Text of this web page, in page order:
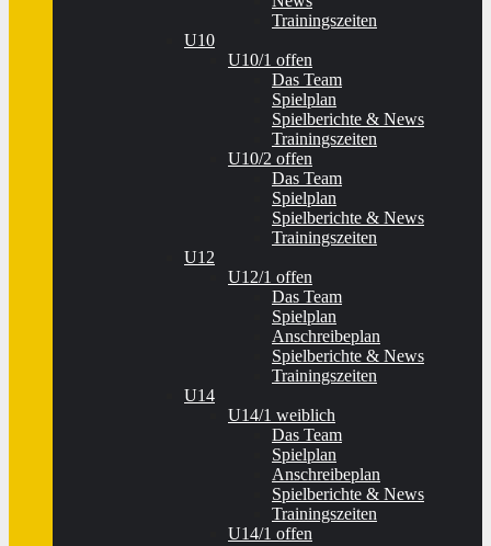
Trainingszeiten
U10
U10/1 offen
Das Team
Spielplan
Spielberichte & News
Trainingszeiten
U10/2 offen
Das Team
Spielplan
Spielberichte & News
Trainingszeiten
U12
U12/1 offen
Das Team
Spielplan
Anschreibeplan
Spielberichte & News
Trainingszeiten
U14
U14/1 weiblich
Das Team
Spielplan
Anschreibeplan
Spielberichte & News
Trainingszeiten
U14/1 offen